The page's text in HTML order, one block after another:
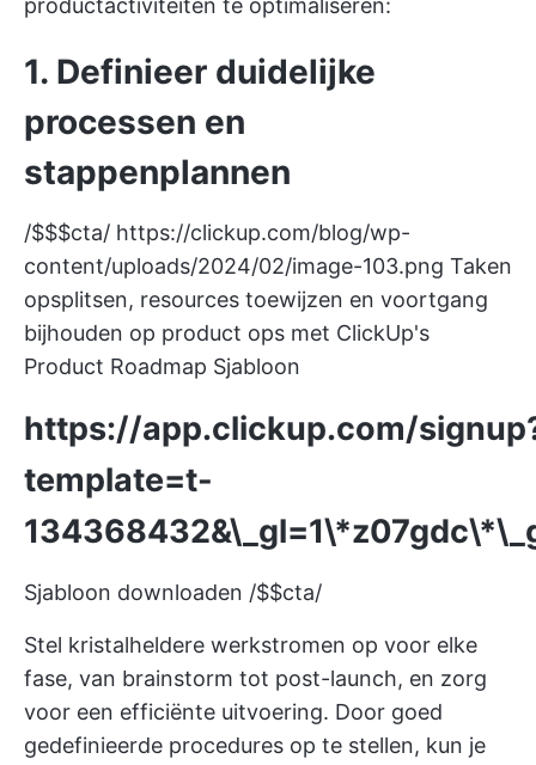
productactiviteiten te optimaliseren:
1. Definieer duidelijke
processen en
stappenplannen
/$$$cta/ https://clickup.com/blog/wp-
content/uploads/2024/02/image-103.png Taken
opsplitsen, resources toewijzen en voortgang
bijhouden op product ops met ClickUp's
Product Roadmap Sjabloon
https://app.clickup.com/
template=t-
Sjabloon downloaden /$$cta/
Stel kristalheldere werkstromen op voor elke
fase, van brainstorm tot post-launch, en zorg
voor een efficiënte uitvoering. Door goed
gedefinieerde procedures op te stellen, kun je